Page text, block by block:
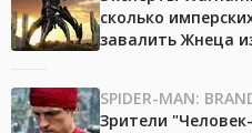
сколько
завалить Жнеца
SPIDER-MAN:
Зрители